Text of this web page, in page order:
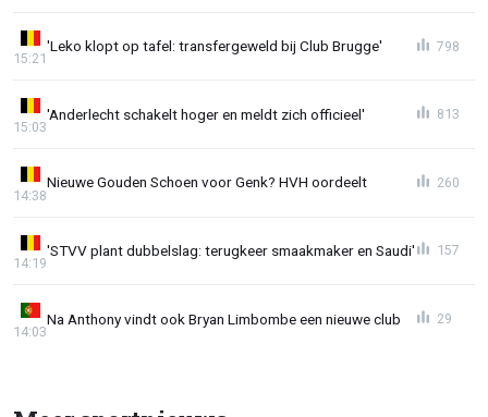
'Leko klopt op tafel: transfergeweld bij Club Brugge'
15:21
798
'Anderlecht schakelt hoger en meldt zich officieel'
15:03
813
Nieuwe Gouden Schoen voor Genk? HVH oordeelt
14:38
260
'STVV plant dubbelslag: terugkeer smaakmaker en Saudi'
14:19
157
Na Anthony vindt ook Bryan Limbombe een nieuwe club
14:03
29